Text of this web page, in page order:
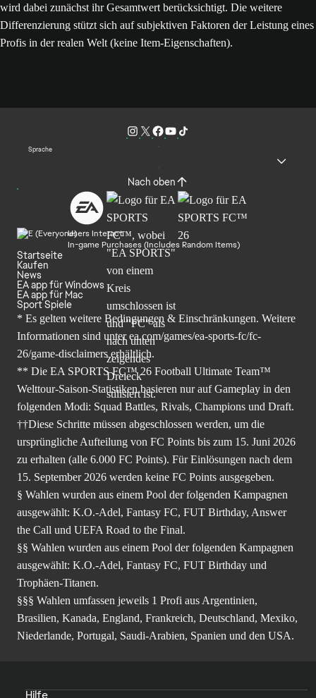
wird dabei zunächst ihr Gesamtwert berücksichtigt. Die weitere
Differenzierung stützt sich auf subjektiven Faktoren der Leistung eines
Profis in der realen Welt (keine Item-Eigenschaften).
Sprache
Nach oben
Users Interact
In-game Purchases (Includes Random Items)
Startseite
Kaufen
News
EA app für Windows
EA app für Mac
Sport Spiele
* Es gelten weitere Bedingungen & Einschränkungen. Weitere
Informationen sind unterea.com/games/ea-sports-fc/fc-
26/game-disclaimers erhältlich.
** Die EA SPORTS FC™ 26 Football Ultimate Team™
Welttour-Saison-Statistiken basieren nur auf Gameplay in den
folgenden Modi: Squad Battles, Rivals, Champions und Draft.
††Diese Schritte müssen abgeschlossen werden, um die
ursprüngliche Aufteilung von FC Points bis zum 15. Juni 2026
zu erhalten (alle 6.000 FC Points). Für Einlösungen nach dem
15. September 2026 werden keine FC Points ausgegeben.
§ Wahlen wurden aus einem Pool der folgenden Kampagnen
ausgewählt: K.O.-Adel, Fantasy FC, FUT Birthday, Answer
the Call und UEFA Road to the Final.
§§ Wahlen wurden aus einem Pool der folgenden Kampagnen
ausgewählt: K.O.-Adel, Fantasy FC, FUT Birthday und
Trophäen-Titanen.
§§§ Wahlen umfassen jeweils 1 Profi aus Argentinien,
Brasilien, Kanada, England, Frankreich, Deutschland, Mexiko,
Niederlande, Portugal, Saudi-Arabien, Spanien und den USA.
Hilfe